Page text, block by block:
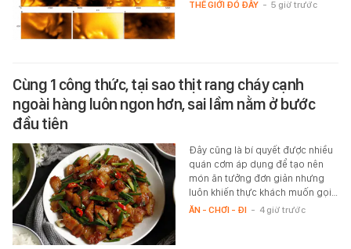
THẾ GIỚI ĐÓ ĐÂY - 5 giờ trước
Cùng 1 công thức, tại sao thịt rang cháy cạnh
ngoài hàng luôn ngon hơn, sai lầm nằm ở bước
đầu tiên
Đây cũng là bí quyết được nhiều
quán cơm áp dụng để tạo nên
món ăn tưởng đơn giản nhưng
luôn khiến thực khách muốn gọi…
ĂN - CHƠI - ĐI - 4 giờ trước